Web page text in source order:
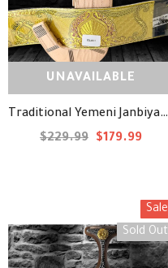
UNAVAILABLE
Traditional Yemeni Janbiyah -ELA03- جنبية يمنية تقليدية
$229.99 $179.99
Sale
Sold Out